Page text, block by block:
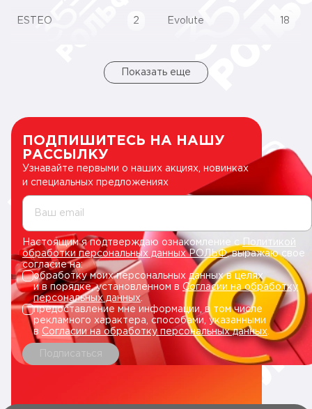
ESTEO 2 Evolute 18
Показать еще
ПОДПИШИТЕСЬ НА НАШУ
РАССЫЛКУ
Узнавайте первыми о наших акциях, новинках
и специальных предложениях
Ваш email
Настоящим я подтверждаю ознакомление сПолитикой
обработки персональных данных РОЛЬФ, выражаю свое
согласие на:
обработку моих персональных данных в целях
и в порядке, установленном в Согласии на обработку
персональных данных.
предоставление мне информации, в том числе
рекламного характера, способами, указанными
в Согласии на обработку персональных данных
Подписаться